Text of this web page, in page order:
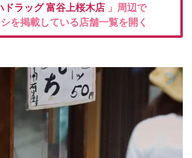
ドラッグ富谷上桜木店 」周辺で
を掲載している店舗一覧を開く